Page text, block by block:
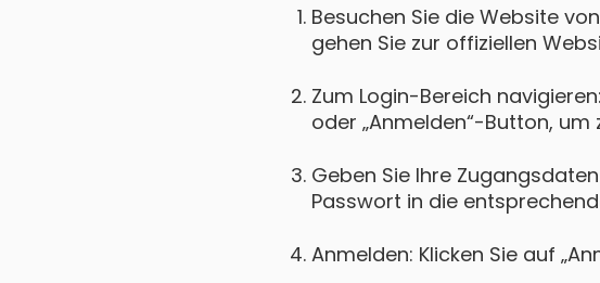
Besuchen Sie die Website
gehen Sie zur offiziellen
Zum Login-Bereich
oder „Anmelden“-Button,
Geben Sie Ihre
Passwort in die
Anmelden: Klicken Sie auf